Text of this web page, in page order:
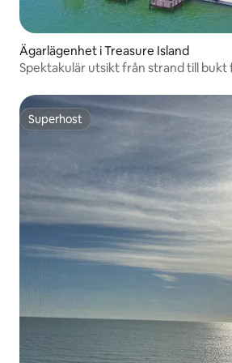
Ägarlägenhet i Treasure Island
Spektakulär utsikt från strand till bukt
Superhost
Superhost